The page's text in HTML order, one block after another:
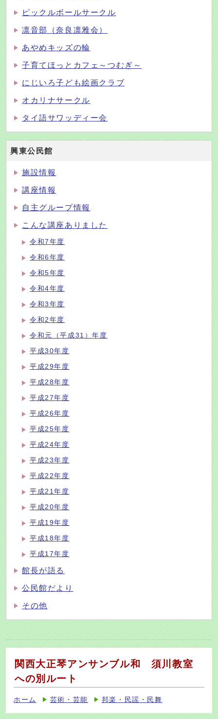
ピックルボールサークル
凛音部（奈良凛雅会）
あやめキッズの輪
子育てほっとカフェ～つむぎ～
にじいろ子ども絵画クラブ
オカリナサークル
タイ語サワッディー会
興東公民館
施設情報
講座情報
自主グループ情報
こんな講座ありました
令和7年度
令和6年度
令和5年度
令和4年度
令和3年度
令和2年度
令和元（平成31）年度
平成30年度
平成29年度
平成28年度
平成27年度
平成26年度
平成25年度
平成24年度
平成23年度
平成22年度
平成21年度
平成20年度
平成19年度
平成18年度
平成17年度
館長が語る
公民館だより
その他
関西大正琴アンサンブル和 須川教室
への別ルート
ホーム 芸術・芸能 邦楽・民謡・民舞